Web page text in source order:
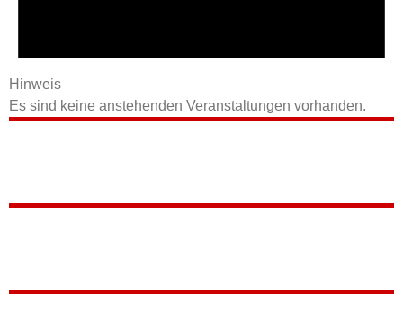
Hinweis
Es sind keine anstehenden Veranstaltungen vorhanden.